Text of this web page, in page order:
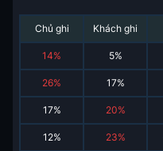
Chủ ghi Khách ghi
14% 5%
26% 17%
17% 20%
12% 23%